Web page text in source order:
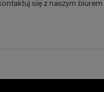
się z naszym